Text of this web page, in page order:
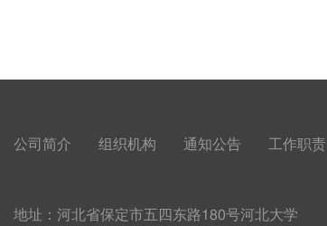
公司简介 组织机构 通知公告 工作职责
地址：河北省保定市五四东路180号河北大学